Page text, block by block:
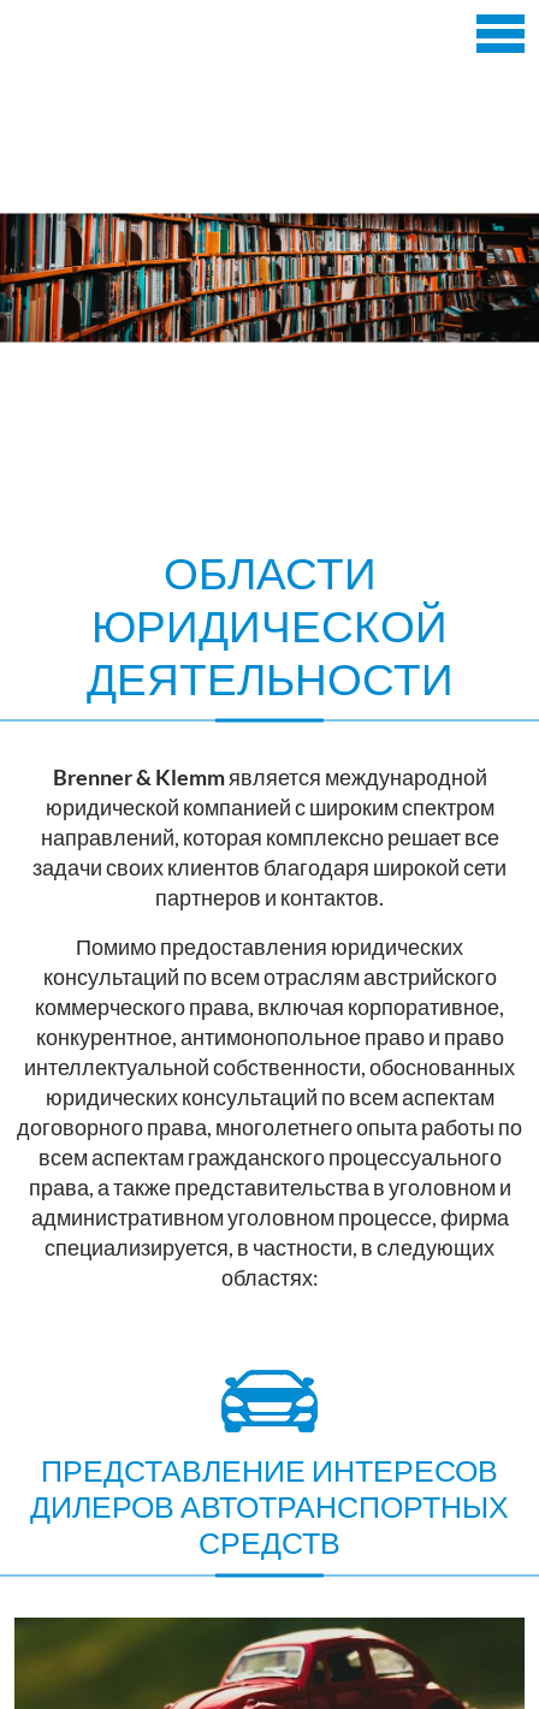
ОБЛАСТИ
ЮРИДИЧЕСКОЙ
ДЕЯТЕЛЬНОСТИ
Brenner & Klemmявляется международной
юридической компанией с широким спектром
направлений, которая комплексно решает все
задачи своих клиентов благодаря широкой сети
партнеров и контактов.
Помимо предоставления юридических
консультаций по всем отраслям австрийского
коммерческого права, включая корпоративное,
конкурентное, антимонопольное право и право
интеллектуальной собственности, обоснованных
юридических консультаций по всем аспектам
договорного права, многолетнего опыта работы по
всем аспектам гражданского процессуального
права, а также представительства в уголовном и
административном уголовном процессе, фирма
специализируется, в частности, в следующих
областях:
ПРЕДСТАВЛЕНИЕ ИНТЕРЕСОВ
ДИЛЕРОВ АВТОТРАНСПОРТНЫХ
СРЕДСТВ